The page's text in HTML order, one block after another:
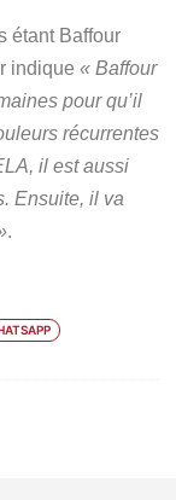
étant Baffour
indique« Baffour
pour qu’il
récurrentes
il est aussi
Ensuite, il va
.